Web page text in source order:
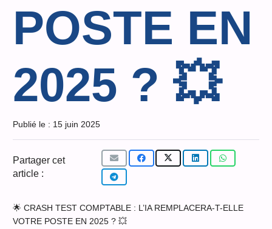
POSTE EN
2025 ? 💥
Publié le : 15 juin 2025
Partager cet
article :
🌟 CRASH TEST COMPTABLE : L’IA REMPLACERA-T-ELLE
VOTRE POSTE EN 2025 ? 💥